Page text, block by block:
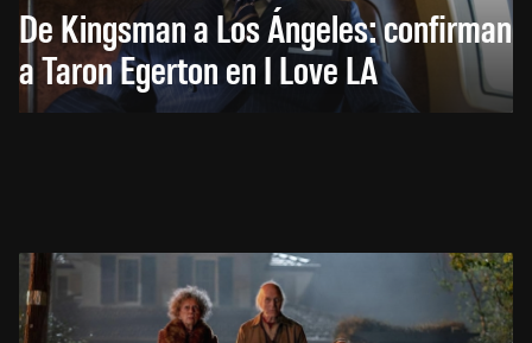
De Kingsman a Los Ángeles: confirman
a Taron Egerton en I Love LA